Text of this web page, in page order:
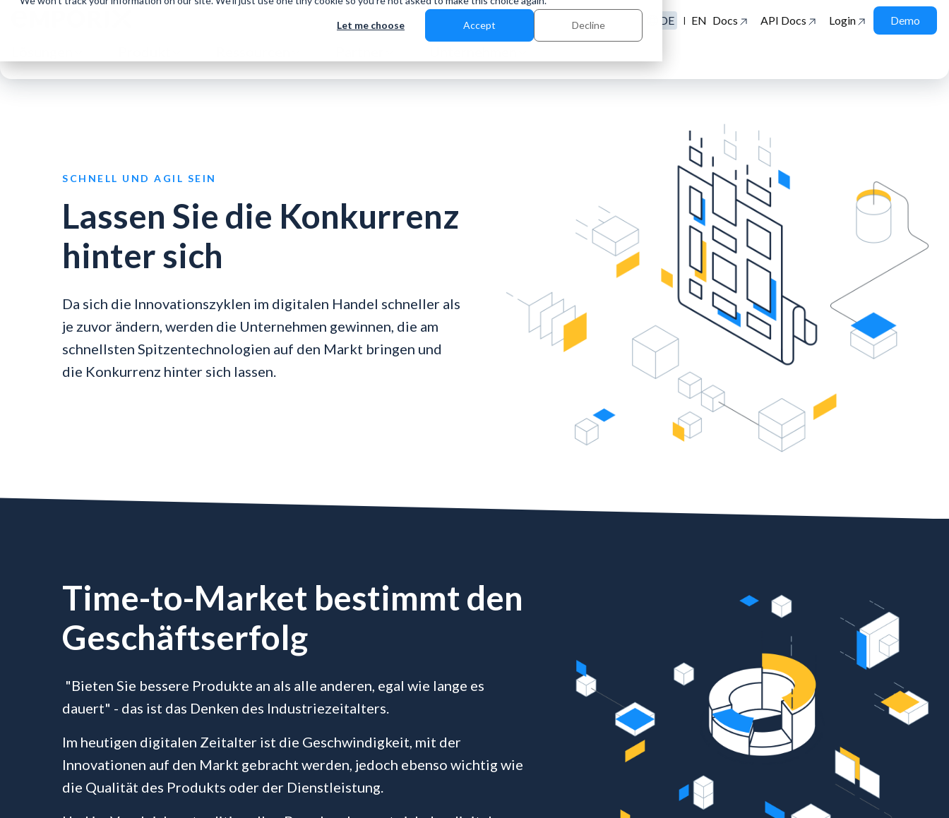
Let me choose Accept Decline DE | EN Docs API Docs Login Demo
SCHNELL UND AGIL SEIN
Lassen Sie die Konkurrenz
hinter sich
Da sich die Innovationszyklen im digitalen Handel schneller als
je zuvor ändern, werden die Unternehmen gewinnen, die am
schnellsten Spitzentechnologien auf den Markt bringen und
die Konkurrenz hinter sich lassen.
Time-to-Market bestimmt den
Geschäftserfolg
"Bieten Sie bessere Produkte an als alle anderen, egal wie lange es
dauert" - das ist das Denken des Industriezeitalters.
Im heutigen digitalen Zeitalter ist die Geschwindigkeit, mit der
Innovationen auf den Markt gebracht werden, jedoch ebenso wichtig wie
die Qualität des Produkts oder der Dienstleistung.